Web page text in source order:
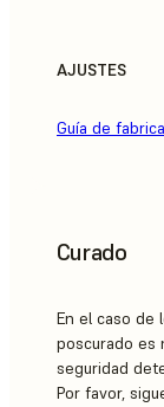
AJUSTES
Guía de
Curado
En el caso de
poscurado es
seguridad
Por favor,